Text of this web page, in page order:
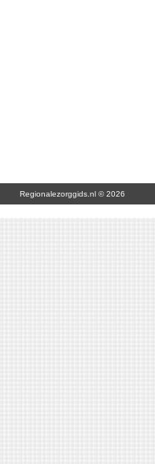
Regionalezorggids.nl © 2026